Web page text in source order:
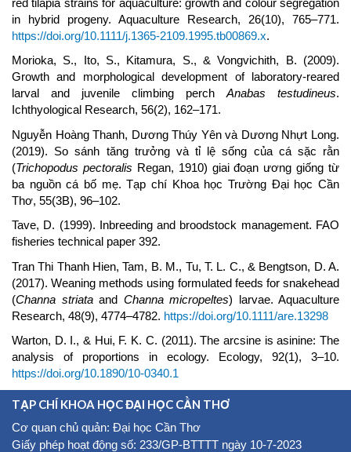
in hybrid progeny. Aquaculture Research, 26(10), 765–771.
https://doi.org/10.1111/j.1365-2109.1995.tb00869.x.
Morioka, S., Ito, S., Kitamura, S., & Vongvichith, B. (2009).
Growth and morphological development of laboratory-reared
larval and juvenile climbing perch Anabas testudineus.
Ichthyological Research, 56(2), 162–171.
Nguyễn Hoàng Thanh, Dương Thúy Yên và Dương Nhựt Long.
(2019). So sánh tăng trưởng và tỉ lệ sống của cá sặc rằn
(Trichopodus pectoralis Regan, 1910) giai đoạn ương giống từ
ba nguồn cá bố mẹ. Tạp chí Khoa học Trường Đại học Cần
Thơ, 55(3B), 96–102.
Tave, D. (1999). Inbreeding and broodstock management. FAO
fisheries technical paper 392.
Tran Thi Thanh Hien, Tam, B. M., Tu, T. L. C., & Bengtson, D. A.
(2017). Weaning methods using formulated feeds for snakehead
(Channa striataand Channa micropeltes) larvae. Aquaculture
Research, 48(9), 4774–4782. https://doi.org/10.1111/are.13298
Warton, D. I., & Hui, F. K. C. (2011). The arcsine is asinine: The
analysis of proportions in ecology. Ecology, 92(1), 3–10.
https://doi.org/10.1890/10-0340.1
TẠP CHÍ KHOA HỌC ĐẠI HỌC CẦN THƠ
Cơ quan chủ quản: Đại học Cần Thơ
Giấy phép hoạt động số: 233/GP-BTTTT ngày 10-7-2023